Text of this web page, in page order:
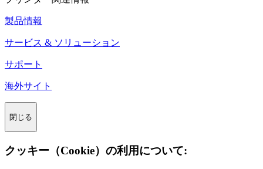
製品情報
サービス & ソリューション
サポート
海外サイト
閉じる
クッキー（Cookie）の利用について: